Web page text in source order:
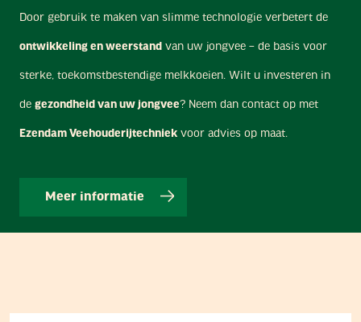
Door gebruik te maken van slimme technologie verbetert de
ontwikkeling en weerstand van uw jongvee – de basis voor
sterke, toekomstbestendige melkkoeien. Wilt u investeren in
de gezondheid van uw jongvee? Neem dan contact op met
Ezendam Veehouderijtechniek voor advies op maat.
Meer informatie